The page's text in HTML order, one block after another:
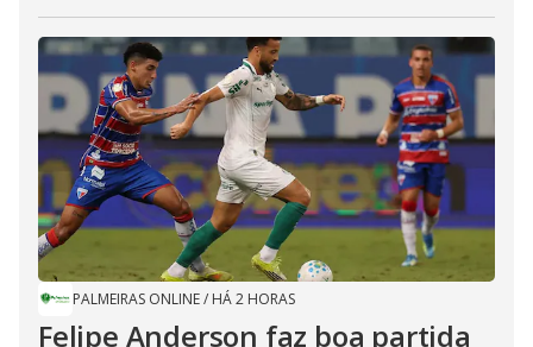
PALMEIRAS ONLINE/ HÁ 2 HORAS
Felipe Anderson faz boa partida